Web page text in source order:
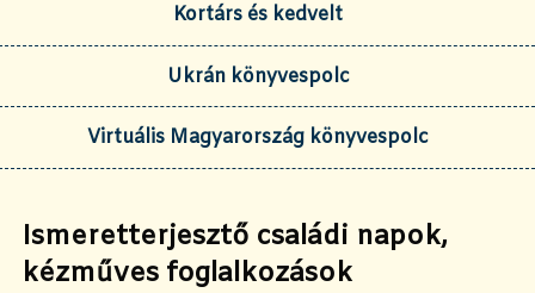
Kortárs és kedvelt
Ukrán könyvespolc
Virtuális Magyarország könyvespolc
Ismeretterjesztő családi napok,
kézműves foglalkozások